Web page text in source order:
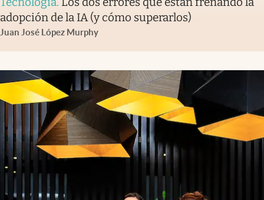
adopción de la IA (y cómo superarlos)
Juan José López Murphy